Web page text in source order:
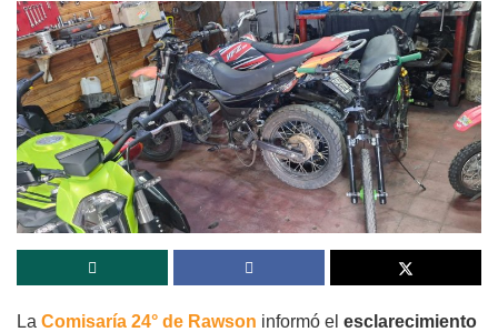
La Comisaría 24° de Rawson informó el esclarecimiento